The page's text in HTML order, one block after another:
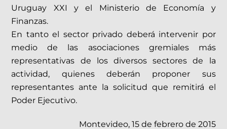
Uruguay XXI y el Ministerio de Economía y
Finanzas.
En tanto el sector privado deberá intervenir por
medio de las asociaciones gremiales más
representativas de los diversos sectores de la
actividad, quienes deberán proponer sus
representantes ante la solicitud que remitirá el
Poder Ejecutivo.
Montevideo, 15 de febrero de 2015